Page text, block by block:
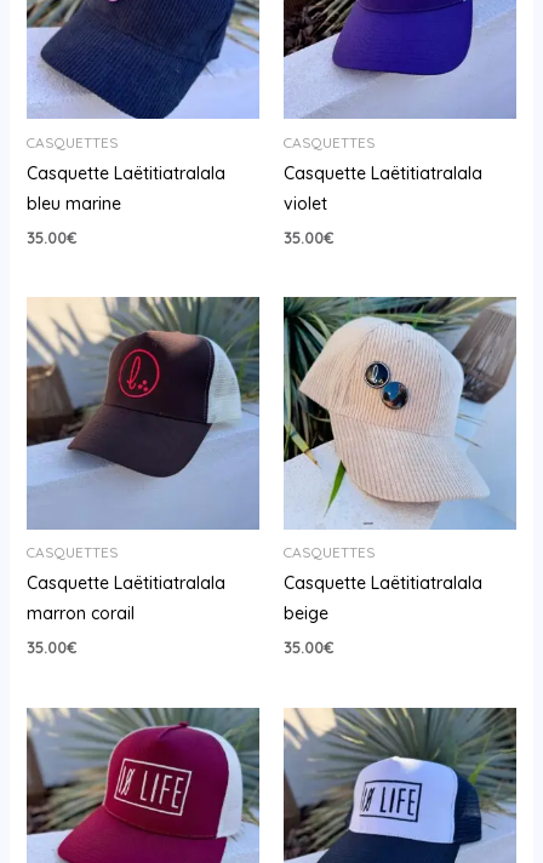
CASQUETTES
Casquette Laëtitiatralala
bleu marine
35.00€
CASQUETTES
Casquette Laëtitiatralala
violet
35.00€
CASQUETTES
Casquette Laëtitiatralala
marron corail
35.00€
CASQUETTES
Casquette Laëtitiatralala
beige
35.00€